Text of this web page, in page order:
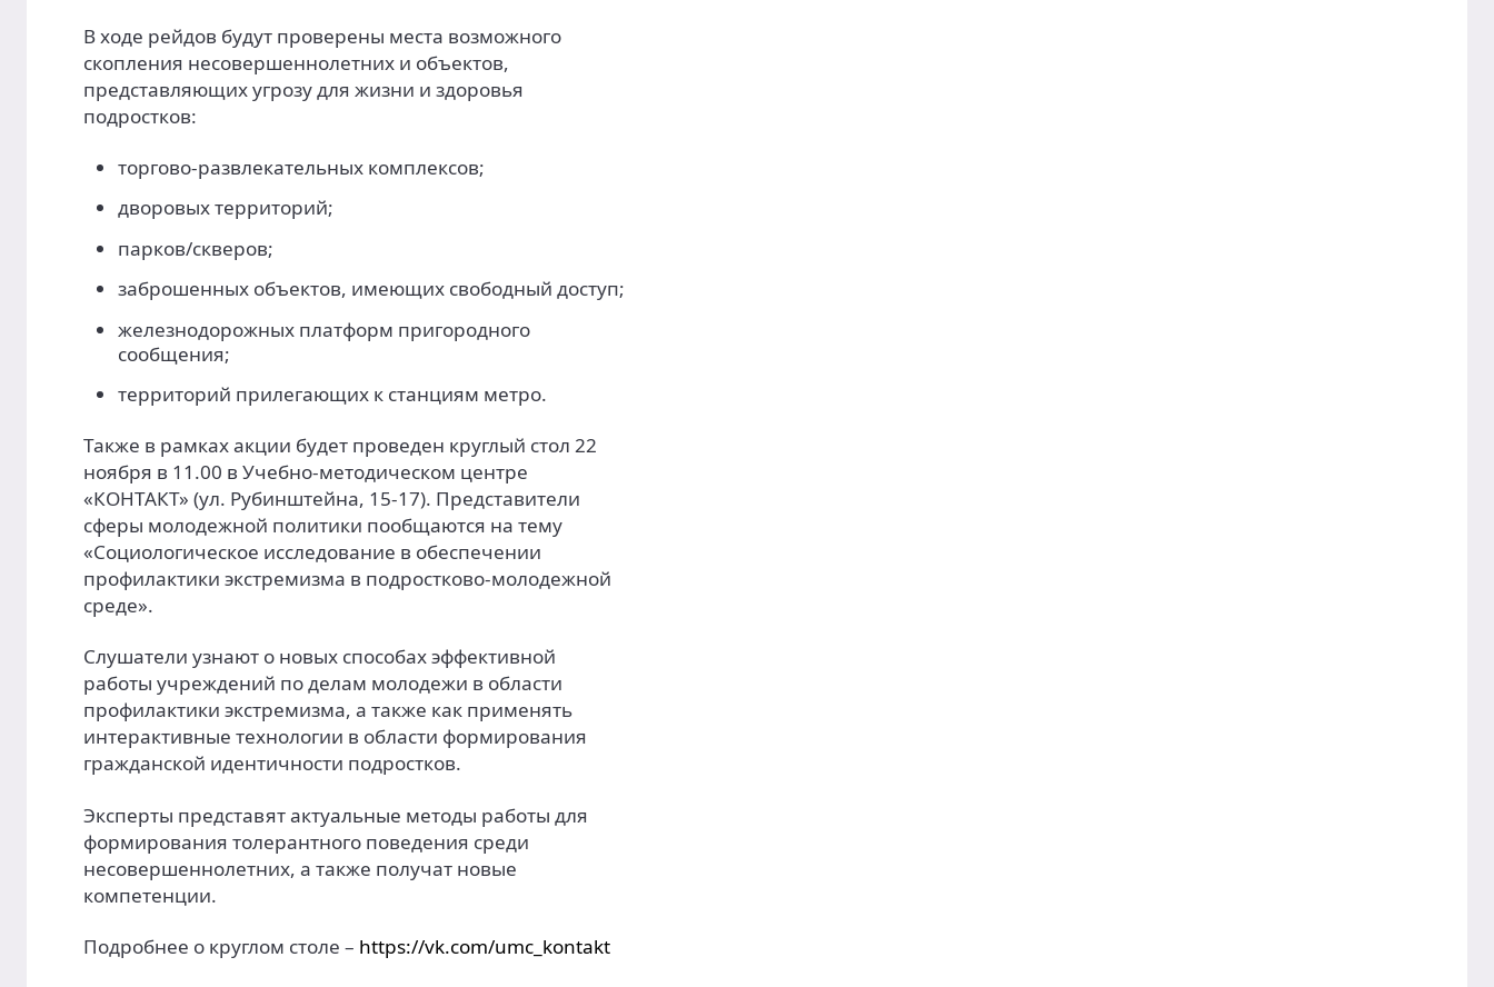
В ходе рейдов будут проверены места возможного
скопления несовершеннолетних и объектов,
представляющих угрозу для жизни и здоровья
подростков:
торгово-развлекательных комплексов;
дворовых территорий;
парков/скверов;
заброшенных объектов, имеющих свободный доступ;
железнодорожных платформ пригородного
сообщения;
территорий прилегающих к станциям метро.
Также в рамках акции будет проведен круглый стол 22
ноября в 11.00 в Учебно-методическом центре
«КОНТАКТ» (ул. Рубинштейна, 15-17). Представители
сферы молодежной политики пообщаются на тему
«Социологическое исследование в обеспечении
профилактики экстремизма в подростково-молодежной
среде».
Слушатели узнают о новых способах эффективной
работы учреждений по делам молодежи в области
профилактики экстремизма, а также как применять
интерактивные технологии в области формирования
гражданской идентичности подростков.
Эксперты представят актуальные методы работы для
формирования толерантного поведения среди
несовершеннолетних, а также получат новые
компетенции.
Подробнее о круглом столе – https://vk.com/umc_kontakt